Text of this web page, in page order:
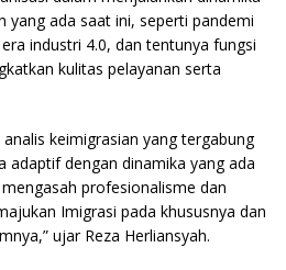
yang ada saat ini, seperti pandemi
industri 4.0, dan tentunya fungsi
kulitas pelayanan serta
keimigrasian yang tergabung
adaptif dengan dinamika yang ada
profesionalisme dan
Imigrasi pada khususnya dan
ujar Reza Herliansyah.